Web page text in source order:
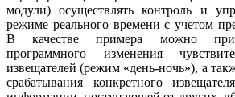
модули) осуществлять контроль и
режиме реального времени с учетом
В качестве примера можно
программного изменения
извещателей (режим «день-ночь»), а
срабатывания конкретного